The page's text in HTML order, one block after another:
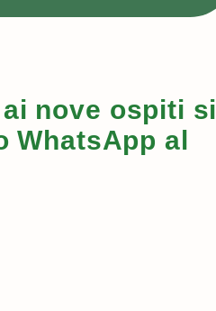
nove ospiti si
WhatsApp al